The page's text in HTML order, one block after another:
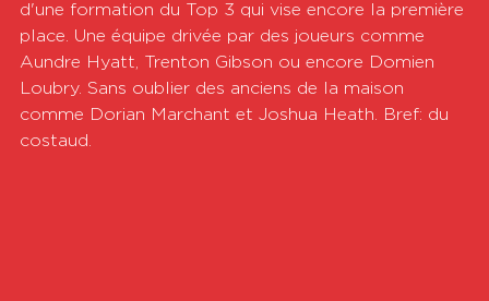
d'une formation du Top 3 qui vise encore la première
place. Une équipe drivée par des joueurs comme
Aundre Hyatt, Trenton Gibson ou encore Domien
Loubry. Sans oublier des anciens de la maison
comme Dorian Marchant et Joshua Heath. Bref: du
costaud.